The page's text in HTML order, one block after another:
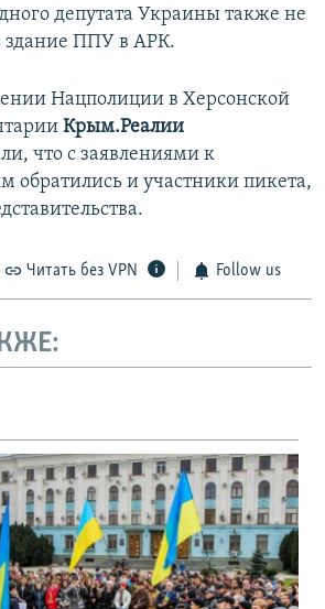
депутата Украины также не
здание ППУ в АРК.
Нацполиции в Херсонской
Крым.Реалии
что с заявлениями к
обратились и участники пикета,
Читать без VPN Follow us